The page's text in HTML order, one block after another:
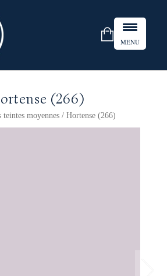
(266)
teintes moyennes / Hortense (266)
MENU